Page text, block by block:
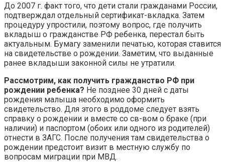
До 2007 г. факт того, что дети стали гражданами России,
подтверждал отдельный сертификат-вкладка. Затем
процедуру упростили, поэтому вопрос, где получить
вкладыш о гражданстве РФ ребенка, перестал быть
актуальным. Бумагу заменили печатью, которая ставится
на свидетельстве о рождении. Заметим, что выданные
ранее вкладыши законной силы не утратили.
Рассмотрим, как получить гражданство РФ при
рождении ребенка? Не позднее 30 дней с даты
рождения малыша необходимо оформить
свидетельство. Для этого в роддоме следует взять
справку о рождении и вместе со св-вом о браке (при
наличии) и паспортом (обоих или одного из родителей)
отнести в ЗАГС. После получения там свидетельства о
рождении предстоит визит в местную службу по
вопросам миграции при МВД.